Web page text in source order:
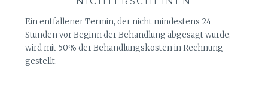
Ein entfallener Termin, der nicht mindestens 24
Stunden vor Beginn der Behandlung abgesagt wurde,
wird mit 50% der Behandlungskosten in Rechnung
gestellt.